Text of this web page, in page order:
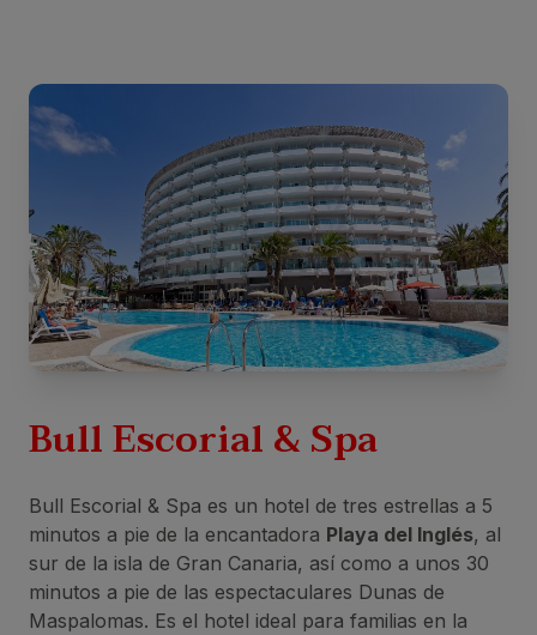
Bull Escorial & Spa
Bull Escorial & Spa es un hotel de tres estrellas a 5
minutos a pie de la encantadora Playa del Inglés, al
sur de la isla de Gran Canaria, así como a unos 30
minutos a pie de las espectaculares Dunas de
Maspalomas. Es el hotel ideal para familias en la